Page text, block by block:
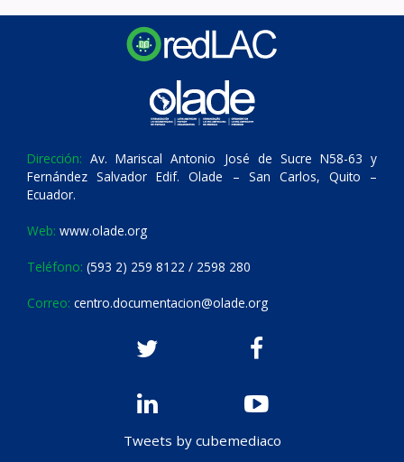
Dirección: Av. Mariscal Antonio José de Sucre N58-63 y
Fernández Salvador Edif. Olade – San Carlos, Quito –
Ecuador.
Web: www.olade.org
Teléfono: (593 2) 259 8122 / 2598 280
Correo: centro.documentacion@olade.org
Tweets by cubemediaco